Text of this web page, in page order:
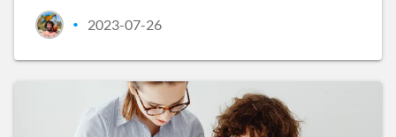
• 2023-07-26